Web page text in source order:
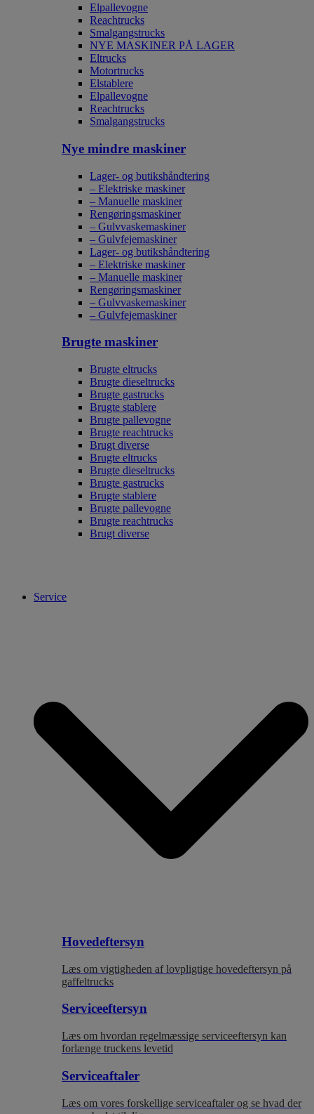
Elpallevogne
Reachtrucks
Smalgangstrucks
NYE MASKINER PÅ LAGER
Eltrucks
Motortrucks
Elstablere
Elpallevogne
Reachtrucks
Smalgangstrucks
Nye mindre maskiner
Lager- og butikshåndtering
– Elektriske maskiner
– Manuelle maskiner
Rengøringsmaskiner
– Gulvvaskemaskiner
– Gulvfejemaskiner
Lager- og butikshåndtering
– Elektriske maskiner
– Manuelle maskiner
Rengøringsmaskiner
– Gulvvaskemaskiner
– Gulvfejemaskiner
Brugte maskiner
Brugte eltrucks
Brugte dieseltrucks
Brugte gastrucks
Brugte stablere
Brugte pallevogne
Brugte reachtrucks
Brugt diverse
Brugte eltrucks
Brugte dieseltrucks
Brugte gastrucks
Brugte stablere
Brugte pallevogne
Brugte reachtrucks
Brugt diverse
Service
Hovedeftersyn
Læs om vigtigheden af lovpligtige hovedeftersyn på
gaffeltrucks
Serviceeftersyn
Læs om hvordan regelmæssige serviceeftersyn kan
forlænge truckens levetid
Serviceaftaler
Læs om vores forskellige serviceaftaler og se hvad der